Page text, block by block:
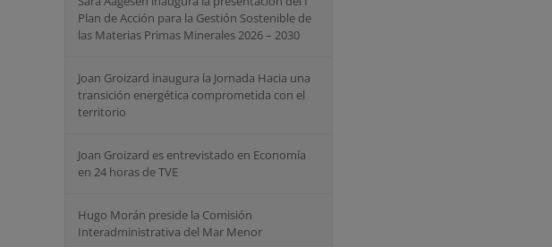
Plan de Acción para la Gestión Sostenible de
las Materias Primas Minerales 2026 – 2030
Joan Groizard inaugura la Jornada Hacia una
transición energética comprometida con el
territorio
Joan Groizard es entrevistado en Economía
en 24 horas de TVE
Hugo Morán preside la Comisión
Interadministrativa del Mar Menor